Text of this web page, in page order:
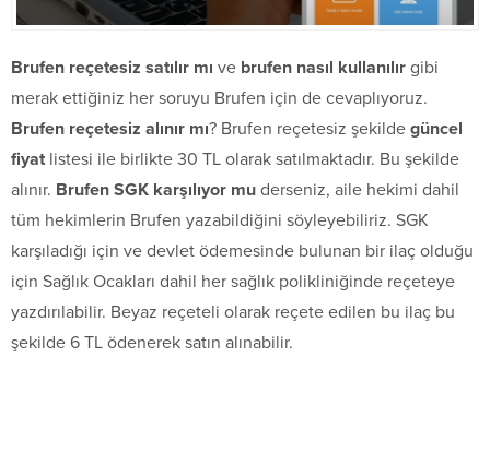
Brufen reçetesiz satılır mı ve brufen nasıl kullanılır gibi
merak ettiğiniz her soruyu Brufen için de cevaplıyoruz.
Brufen reçetesiz alınır mı? Brufen reçetesiz şekilde güncel
fiyat listesi ile birlikte 30 TL olarak satılmaktadır. Bu şekilde
alınır. Brufen SGK karşılıyor mu derseniz, aile hekimi dahil
tüm hekimlerin Brufen yazabildiğini söyleyebiliriz. SGK
karşıladığı için ve devlet ödemesinde bulunan bir ilaç olduğu
için Sağlık Ocakları dahil her sağlık polikliniğinde reçeteye
yazdırılabilir. Beyaz reçeteli olarak reçete edilen bu ilaç bu
şekilde 6 TL ödenerek satın alınabilir.